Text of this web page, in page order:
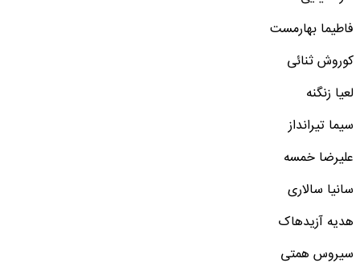
فاطیما بهارمست
کوروش ثنائی
لعیا زنگنه
سیما تیرانداز
علیرضا خمسه
سانیا سالاری
هدیه آزیدهاک
سیروس همتی